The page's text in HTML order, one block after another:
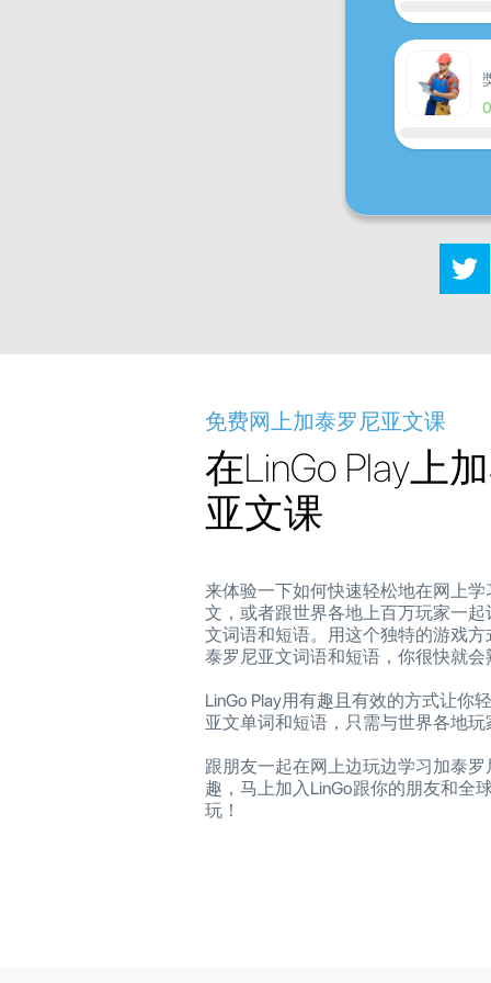
免费网上加泰罗尼亚文课
在LinGo Play上
亚文课
来体验一下如何快速轻松地在网上
文，或者跟世界各地上百万玩家一
文词语和短语。用这个独特的游戏
泰罗尼亚文词语和短语，你很快就会
LinGo Play用有趣且有效的方式让你
亚文单词和短语，只需与世界各地
跟朋友一起在网上边玩边学习加泰
趣，马上加入LinGo跟你的朋友和全
玩！